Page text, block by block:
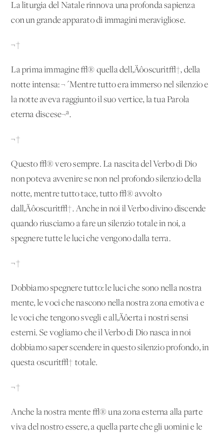
La liturgia del Natale rinnova una profonda sapienza
con un grande apparato di immagini meravigliose.
¬†
La prima immagine √® quella dell‚Äôoscurit√†, della
notte intensa: ¬´Mentre tutto era immerso nel silenzio e
la notte aveva raggiunto il suo vertice, la tua Parola
eterna discese¬ª.
¬†
Questo √® vero sempre. La nascita del Verbo di Dio
non poteva avvenire se non nel profondo silenzio della
notte, mentre tutto tace, tutto √® avvolto
dall‚Äôoscurit√†. Anche in noi il Verbo divino discende
quando riusciamo a fare un silenzio totale in noi, a
spegnere tutte le luci che vengono dalla terra.
¬†
Dobbiamo spegnere tutto: le luci che sono nella nostra
mente, le voci che nascono nella nostra zona emotiva e
le voci che tengono svegli e all‚Äôerta i nostri sensi
esterni. Se vogliamo che il Verbo di Dio nasca in noi
dobbiamo saper scendere in questo silenzio profondo, in
questa oscurit√† totale.
¬†
Anche la nostra mente √® una zona esterna alla parte
viva del nostro essere, a quella parte che gli uomini e le